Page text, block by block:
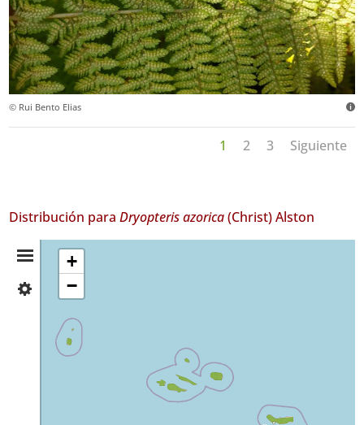
© Rui Bento Elias
1 2 3 Siguiente
Distribución paraDryopteris azorica(Christ) Alston
Resumen
Distribución
Flores
✓
Corvo
+
−